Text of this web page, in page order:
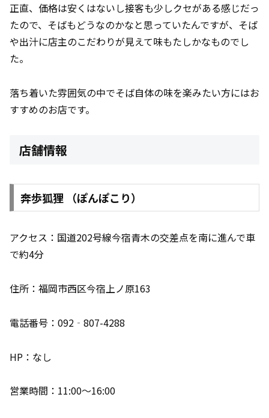
正直、価格は安くはないし接客も少しクセがある感じだっ
たので、そばもどうなのかなと思っていたんですが、そば
や出汁に店主のこだわりが見えて味もたしかなものでし
た。
落ち着いた雰囲気の中でそば自体の味を楽みたい方にはお
すすめのお店です。
店舗情報
奔歩狐狸 （ぽんぽこり）
アクセス：国道202号線今宿青木の交差点を南に進んで車
で約4分
住所：福岡市西区今宿上ノ原163
電話番号：092‐807-4288
HP：なし
営業時間：11:00～16:00